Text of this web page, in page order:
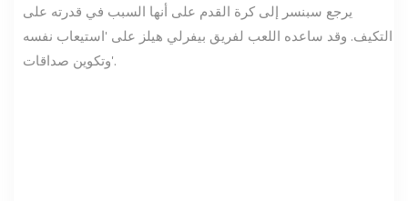
يرجع سبنسر إلى كرة القدم على أنها السبب في قدرته على
التكيف. وقد ساعده اللعب لفريق بيفرلي هيلز على 'استيعاب نفسه
وتكوين صداقات'.